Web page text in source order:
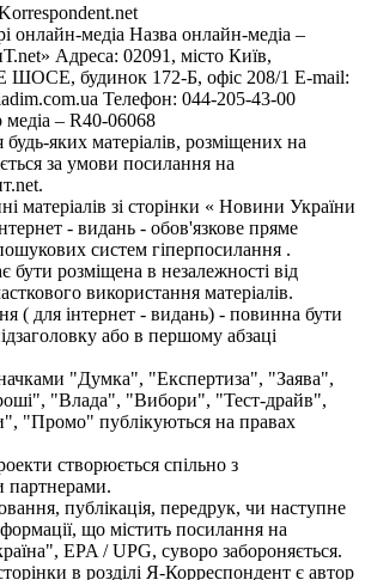
онлайн-медіа Назва онлайн-медіа –
Адреса: 02091, місто Київ,
будинок 172-Б, офіс 208/1 E-mail:
Телефон: 044-205-43-00
медіа – R40-06068
яких матеріалів, розміщених на
за умови посилання на
матеріалів зі сторінки « Новини України
- видань - обов'язкове пряме
систем гіперпосилання .
бути розміщена в незалежності від
використання матеріалів.
( для інтернет - видань) - повинна бути
або в першому абзаці
"Думка", "Експертиза", "Заява",
"Влада", "Вибори", "Тест-драйв",
"Промо" публікуються на правах
створюється спільно з
партнерами.
публікація, передрук, чи наступне
що містить посилання на
EPA / UPG, суворо забороняється.
в розділі Я-Корреспондент є автор